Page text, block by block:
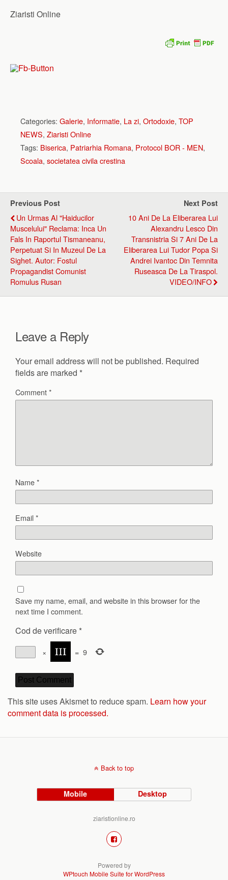
Ziaristi Online
Categories: Galerie, Informatie, La zi, Ortodoxie, TOP
NEWS, Ziaristi Online
Tags: Biserica, Patriarhia Romana, Protocol BOR - MEN,
Scoala, societatea civila crestina
Previous Post
Un Urmas Al "Haiducilor
Muscelului" Reclama: Inca Un
Fals In Raportul Tismaneanu,
Perpetuat Si In Muzeul De La
Sighet. Autor: Fostul
Propagandist Comunist
Romulus Rusan
Next Post
10 Ani De La Eliberarea Lui
Alexandru Lesco Din
Transnistria Si 7 Ani De La
Eliberarea Lui Tudor Popa Si
Andrei Ivantoc Din Temnita
Ruseasca De La Tiraspol.
VIDEO/INFO
Leave a Reply
Your email address will not be published. Required
fields are marked *
Comment*
Name*
Email*
Website
Save my name, email, and website in this browser for the
next time I comment.
Cod de verificare *
× = 9
This site uses Akismet to reduce spam. Learn how your
comment data is processed.
Back to top
Mobile Desktop
ziaristionline.ro
Powered by
WPtouch Mobile Suite for WordPress